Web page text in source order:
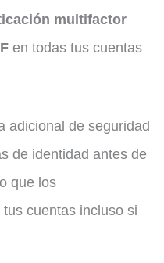
multifactor
en todas tus cuentas
adicional de seguridad
de identidad antes de
que los
cuentas incluso si